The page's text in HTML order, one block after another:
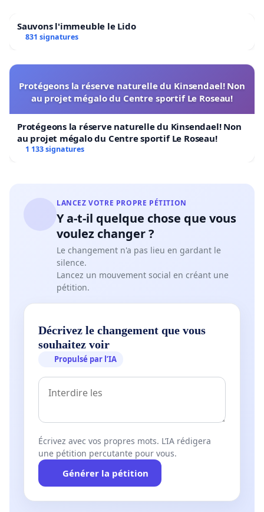
Sauvons l'immeuble le Lido
831 signatures
Protégeons la réserve naturelle du Kinsendael! Non
au projet mégalo du Centre sportif Le Roseau!
Protégeons la réserve naturelle du Kinsendael! Non
au projet mégalo du Centre sportif Le Roseau!
1 133 signatures
LANCEZ VOTRE PROPRE PÉTITION
Y a-t-il quelque chose que vous
voulez changer ?
Le changement n'a pas lieu en gardant le
silence.
Lancez un mouvement social en créant une
pétition.
Décrivez le changement que vous
souhaitez voir
Propulsé par l’IA
Écrivez avec vos propres mots. L’IA rédigera
une pétition percutante pour vous.
Générer la pétition